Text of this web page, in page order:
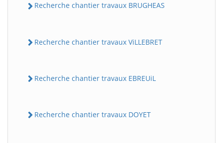
Recherche chantier travaux BRUGHEAS
Recherche chantier travaux ViLLEBRET
Recherche chantier travaux EBREUiL
Recherche chantier travaux DOYET